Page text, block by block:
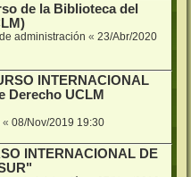
de la Biblioteca del
administración « 23/Abr/2020
INTERNACIONAL
Derecho UCLM
« 08/Nov/2019 19:30
INTERNACIONAL DE